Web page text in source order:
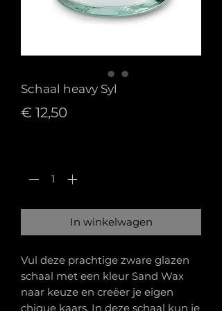
Schaal heavy Syl
€ 12,50Prijs
In winkelwagen
Vul deze prachtige zware glazen
schaal met een kleur Sand Wax
naar keuze en creëer je eigen
chique kaars. In deze schaal kun je